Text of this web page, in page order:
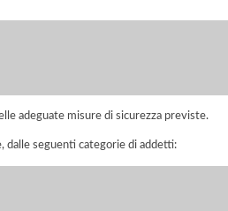
adeguate misure di sicurezza previste.
dalle seguenti categorie di addetti: